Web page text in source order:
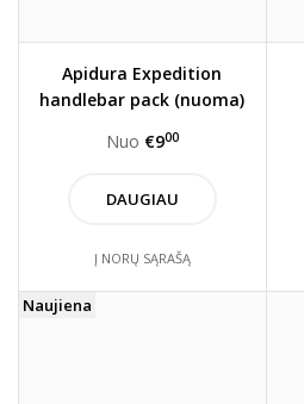
Apidura Expedition
handlebar pack (nuoma)
Nuo €900
DAUGIAU
Į NORŲ SĄRAŠĄ
Naujiena